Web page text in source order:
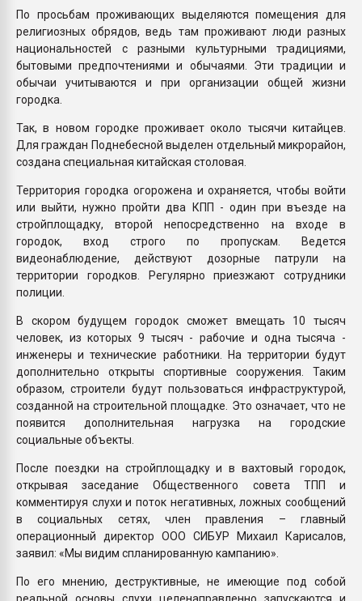
По просьбам проживающих выделяются помещения для
религиозных обрядов, ведь там проживают люди разных
национальностей с разными культурными традициями,
бытовыми предпочтениями и обычаями. Эти традиции и
обычаи учитываются и при организации общей жизни
городка.
Так, в новом городке проживает около тысячи китайцев.
Для граждан Поднебесной выделен отдельный микрорайон,
создана специальная китайская столовая.
Территория городка огорожена и охраняется, чтобы войти
или выйти, нужно пройти два КПП - один при въезде на
стройплощадку, второй непосредственно на входе в
городок, вход строго по пропускам. Ведется
видеонаблюдение, действуют дозорные патрули на
территории городков. Регулярно приезжают сотрудники
полиции.
В скором будущем городок сможет вмещать 10 тысяч
человек, из которых 9 тысяч - рабочие и одна тысяча -
инженеры и технические работники. На территории будут
дополнительно открыты спортивные сооружения. Таким
образом, строители будут пользоваться инфраструктурой,
созданной на строительной площадке. Это означает, что не
появится дополнительная нагрузка на городские
социальные объекты.
После поездки на стройплощадку и в вахтовый городок,
открывая заседание Общественного совета ТПП и
комментируя слухи и поток негативных, ложных сообщений
в социальных сетях, член правления – главный
операционный директор ООО СИБУР Михаил Карисалов,
заявил: «Мы видим спланированную кампанию».
По его мнению, деструктивные, не имеющие под собой
реальной основы слухи целенаправленно запускаются и